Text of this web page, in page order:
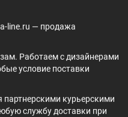
line.ru — продажа
Работаем с дизайнерами
условие поставки
партнерскими курьерскими
службу доставки при